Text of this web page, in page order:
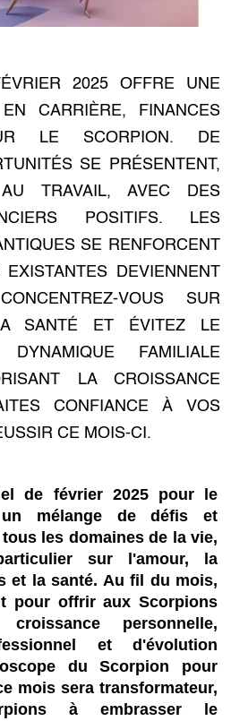
2025 OFFRE UNE
EN CARRIÈRE, FINANCES
LE SCORPION. DE
SE PRÉSENTENT,
TRAVAIL, AVEC DES
POSITIFS. LES
SE RENFORCENT
DEVIENNENT
VOUS SUR
SANTÉ ET ÉVITEZ LE
FAMILIALE
LA CROISSANCE
CONFIANCE À VOS
CE MOIS-CI.
de février 2025 pour le
un mélange de défis et
les domaines de la vie,
sur l'amour, la
et la santé. Au fil du mois,
pour offrir aux Scorpions
personnelle,
et d'évolution
du Scorpion pour
mois sera transformateur,
à embrasser le